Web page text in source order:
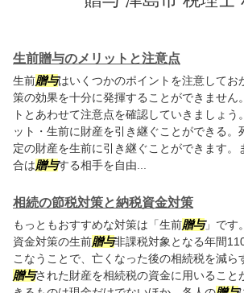
生前贈与のメリットと注意点
生前贈与はいくつかのポイントを注意してお
策の効果を十分に発揮することができません
トとあわせて注意点を確認していきましょう
ット・生前に財産を引き継ぐことができる。
定の財産を生前に引き継ぐことができます。
合は贈与する相手を自由...
相続の節税対策と納税資金対策
もっともおすすめな対策は「生前贈与」です
資金対策の生前贈与非課税対象となる年間
こなうことで、亡くなった後の相続税を減ら
贈与された財産を相続税の資金に用いること